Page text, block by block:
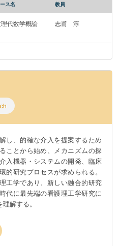
ス名 教員
代数学概論
志甫 淳
し、的確な介入を提案するため
ことから始め、メカニズムの探
入機器・システムの開発、臨床
的研究プロセスが求められる。
工学であり、新しい融合的研究
代に最先端の看護理工学研究に
解する。